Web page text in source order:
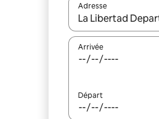
Adresse
Lorsque les
Arrivée
Départ